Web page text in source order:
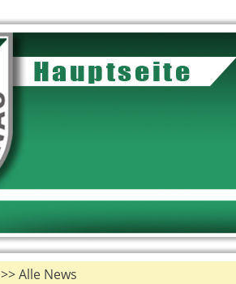
>> Alle News